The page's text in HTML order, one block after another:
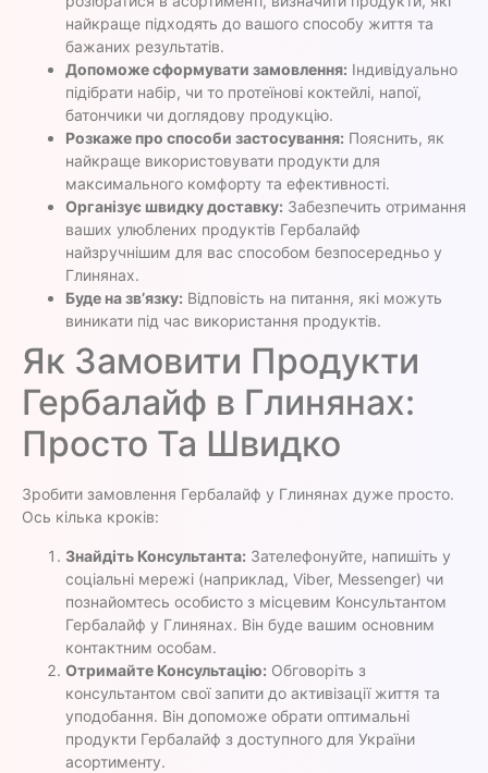
найкраще підходять до вашого способу життя та
бажаних результатів.
Допоможе сформувати замовлення: Індивідуально
підібрати набір, чи то протеїнові коктейлі, напої,
батончики чи доглядову продукцію.
Розкаже про способи застосування: Пояснить, як
найкраще використовувати продукти для
максимального комфорту та ефективності.
Організує швидку доставку: Забезпечить отримання
ваших улюблених продуктів Гербалайф
найзручнішим для вас способом безпосередньо у
Глинянах.
Буде на зв’язку: Відповість на питання, які можуть
виникати під час використання продуктів.
Як Замовити Продукти
Гербалайф в Глинянах:
Просто Та Швидко
Зробити замовлення Гербалайф у Глинянах дуже просто.
Ось кілька кроків:
Знайдіть Консультанта: Зателефонуйте, напишіть у
соціальні мережі (наприклад, Viber, Messenger) чи
познайомтесь особисто з місцевим Консультантом
Гербалайф у Глинянах. Він буде вашим основним
контактним особам.
Отримайте Консультацію: Обговоріть з
консультантом свої запити до активізації життя та
уподобання. Він допоможе обрати оптимальні
продукти Гербалайф з доступного для України
асортименту.